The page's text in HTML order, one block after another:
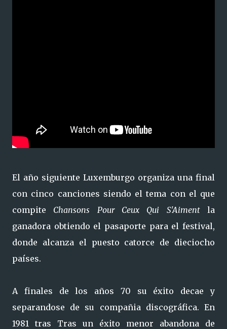
El año siguiente Luxemburgo organiza una final
con cinco canciones siendo el tema con el que
compite Chansons Pour Ceux Qui S'Aimentla
ganadora obtiendo el pasaporte para el festival,
donde alcanza el puesto catorce de dieciocho
países.
A finales de los años 70 su éxito decae y
separandose de su compañia discográfica. En
1981 tras Tras un éxito menor abandona de